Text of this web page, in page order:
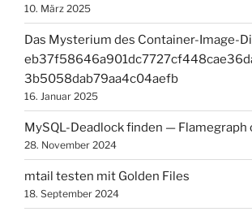
10. März 2025
Das Mysterium des Container-Image-
3b5058dab79aa4c04aefb
16. Januar 2025
MySQL-Deadlock finden — Flamegraph
28. November 2024
mtail testen mit Golden Files
18. September 2024